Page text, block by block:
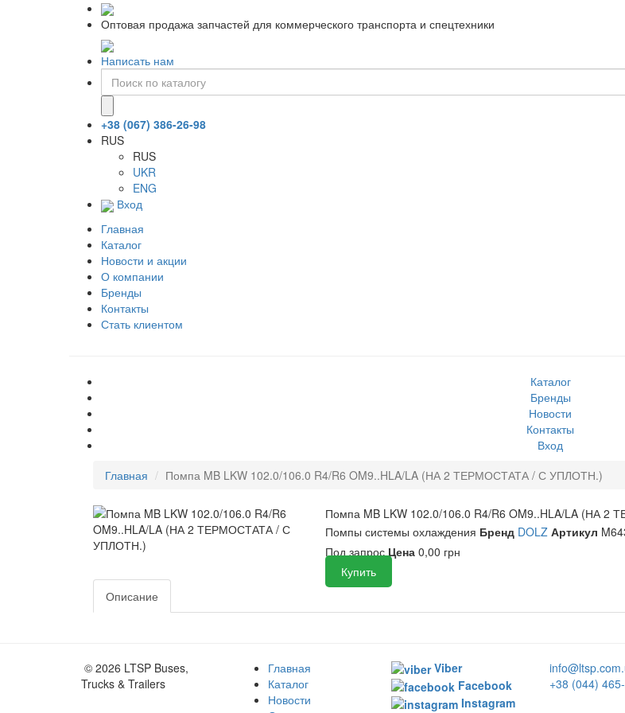
Оптовая продажа запчастей для коммерческого транспорта и спецтехники
Написать нам
+38 (067) 386-26-98
RUS
RUS
UKR
ENG
Вход
Главная
Каталог
Новости и акции
О компании
Бренды
Контакты
Стать клиентом
Каталог
Бренды
Новости
Контакты
Вход
Главная
Помпа MB LKW 102.0/106.0 R4/R6 OM9..HLA/LA (НА 2 ТЕРМОСТАТА / С УПЛОТН.)
Помпа MB LKW 102.0/106.0 R4/R6 OM9..HLA/LA (НА
Помпы системы охлаждения Бренд DOLZ Артикул
Под запрос Цена 0,00 грн
Купить
Описание
© 2026 LTSP Buses,
Trucks & Trailers
Главная
Каталог
Новости
Viber
Facebook
Instagram
+38 (044)